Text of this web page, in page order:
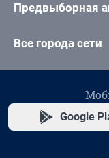
Предвыборная
Все города сети
Google